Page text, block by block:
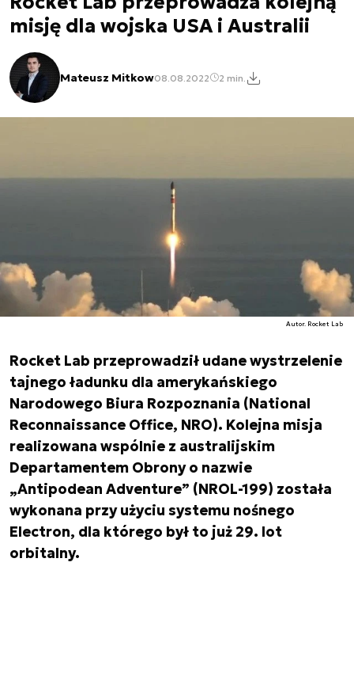
misję dla wojska USA i Australii
Mateusz Mitkow08.08.2022 2 min.
Autor. Rocket Lab
Rocket Lab przeprowadził udane wystrzelenie
tajnego ładunku dla amerykańskiego
Narodowego Biura Rozpoznania (National
Reconnaissance Office, NRO). Kolejna misja
realizowana wspólnie z australijskim
Departamentem Obrony o nazwie
„Antipodean Adventure” (NROL-199) została
wykonana przy użyciu systemu nośnego
Electron, dla którego był to już 29. lot
orbitalny.